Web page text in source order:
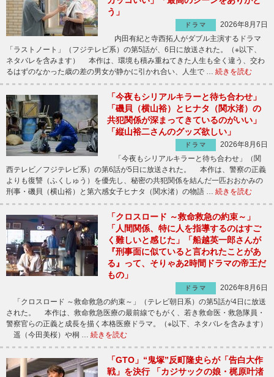
う」
ドラマ
2026年8月7日
内田有紀と寺西拓人がダブル主演するドラマ
「ラストノート」（フジテレビ系）の第5話が、6日に放送された。（※以下、
ネタバレを含みます） 本作は、環境も積み重ねてきた人生も全く違う、交わ
るはずのなかった歳の差の男女が静かに引かれ合い、人生で … 続きを読む
「今夜もシリアルキラーと待ち合わせ」
「磯貝（横山裕）とヒナタ（関水渚）の
共犯関係が深まってきているのがいい」
「縦山裕二さんのグッズ欲しい」
ドラマ
2026年8月6日
「今夜もシリアルキラーと待ち合わせ」（関
西テレビ／フジテレビ系）の第6話が5日に放送された。 本作は、警察の正義
よりも復讐（ふくしゅう）を優先し、秘密の共犯関係を結んだ一匹おおかみの
刑事・磯貝（横山裕）と第六感女子ヒナタ（関水渚）の物語 … 続きを読む
「クロスロード ～救命救急の約束～」
「人間関係、特に人を指導するのはすご
く難しいと感じた」「船越英一郎さんが
『刑事面に似ていると言われたことがあ
る』って、そりゃあ2時間ドラマの帝王だ
もの」
ドラマ
2026年8月6日
「クロスロード ～救命救急の約束～」（テレビ朝日系）の第5話が4日に放送
された。 本作は、救命救急医療の最前線でもがく、若き救命医・救急隊員・
警察官らの正義と成長を描く本格医療ドラマ。（※以下、ネタバレを含みます）
遥（今田美桜）や桐 … 続きを読む
「GTO」“鬼塚”反町隆史らが「告白大作
戦」を決行 「カジサックの娘・梶原叶渚